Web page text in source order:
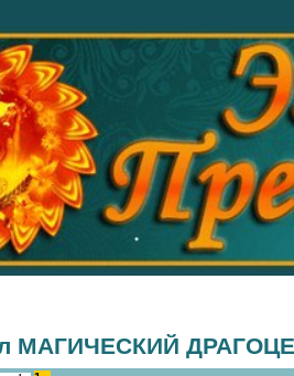
МАГИЧЕСКИЙ